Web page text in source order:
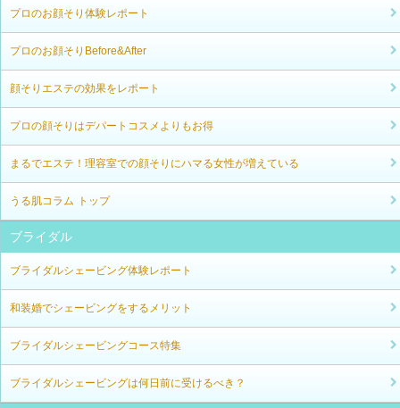
プロのお顔そり体験レポート
プロのお顔そりBefore&After
顔そりエステの効果をレポート
プロの顔そりはデパートコスメよりもお得
まるでエステ！理容室での顔そりにハマる女性が増えている
うる肌コラム トップ
ブライダル
ブライダルシェービング体験レポート
和装婚でシェービングをするメリット
ブライダルシェービングコース特集
ブライダルシェービングは何日前に受けるべき？